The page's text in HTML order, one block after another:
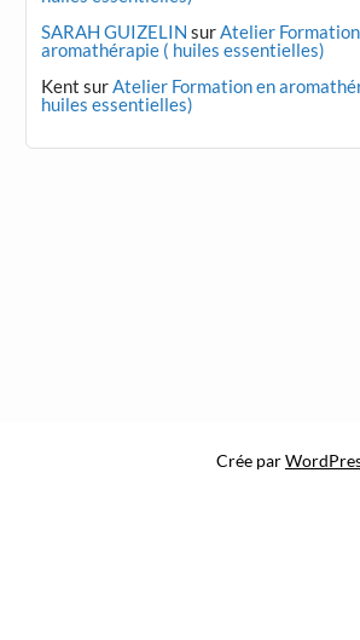
SARAH GUIZELIN surAtelier
aromathérapie ( huiles essentielles)
Kent surAtelier Formation en
huiles essentielles)
Crée par